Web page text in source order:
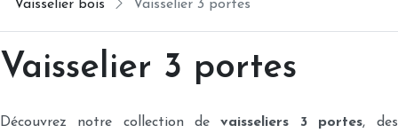
Vaisselier bois
Vaisselier 3 portes
Vaisselier 3 portes
Découvrez notre collection de vaisseliers 3 portes, des